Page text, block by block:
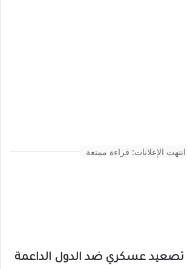
انتهت الإعلانات: قراءة ممتعة
تصعيد عسكري ضد الدول الداعمة